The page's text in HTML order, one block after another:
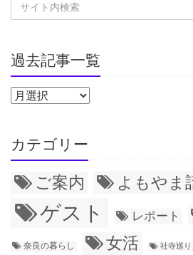
過去記事一覧
カテゴリー
ご案内 よもやま
ゲスト レポート
奈良の暮らし 女活 社寺巡り